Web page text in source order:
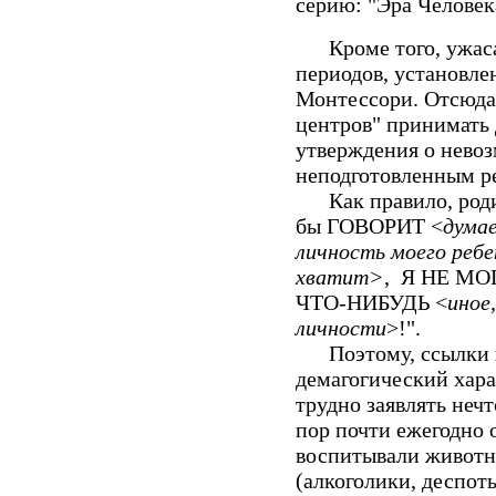
Кроме того,
периодов,
Монтессори.
центров" принимать
утверждения о
неподготовленным
Как правило,
бы ГОВОРИТ <
личность моего
хватит>, Я НЕ
ЧТО-НИБУДЬ <
личности>!".
Поэтому, ссылки
демагогический
трудно заявлять
пор почти
воспитывали
(алкоголики,